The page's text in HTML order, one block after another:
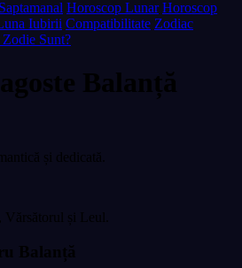
Horoscop Lunar Horoscop
Iubirii Compatibilitate Zodiac
Zodie Sunt?
Balanță
și dedicată.
și Leul.
Balanță